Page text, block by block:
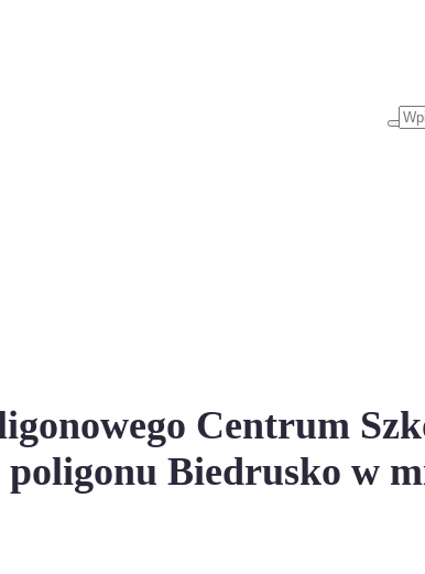
Centrum
Biedrusko w